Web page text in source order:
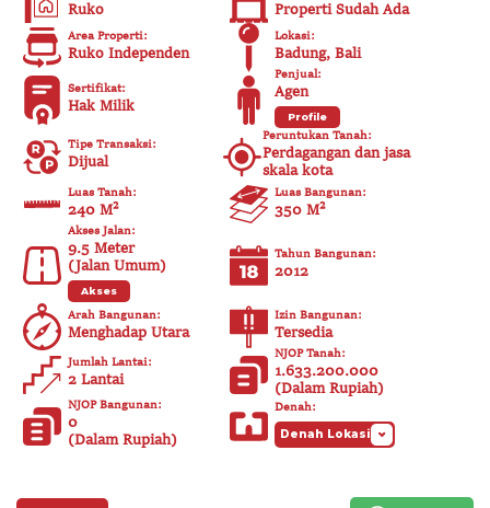
Ruko Properti Sudah Ada
Area Properti:
Ruko Independen
Lokasi:
Badung, Bali
Sertifikat:
Hak Milik
Penjual:
Agen
Profile
Tipe Transaksi:
Dijual
Peruntukan Tanah:
Perdagangan dan jasa
skala kota
Luas Tanah:
240 M²
Luas Bangunan:
350 M²
Akses Jalan:
9.5 Meter
(Jalan Umum)
Akses
Tahun Bangunan:
2012
Arah Bangunan:
Menghadap Utara
Izin Bangunan:
Tersedia
Jumlah Lantai:
2 Lantai
NJOP Tanah:
1.633.200.000
(Dalam Rupiah)
NJOP Bangunan:
0
(Dalam Rupiah)
Denah:
Denah Lokasi